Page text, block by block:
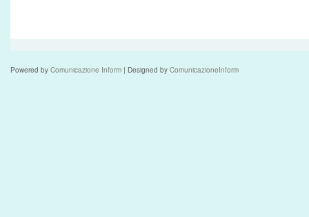
Powered by Comunicazione Inform | Designed by ComunicazioneInform